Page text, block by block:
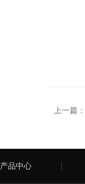
上一篇：
产品中心